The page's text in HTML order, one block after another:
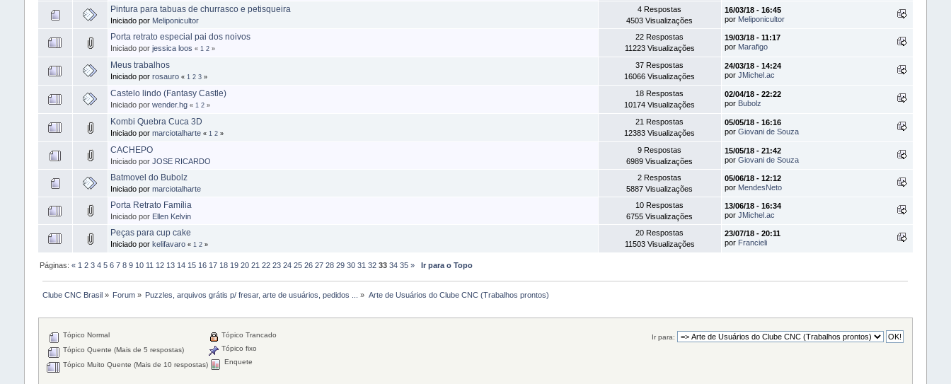
Pintura para tabuas de churrasco e petisqueira
Iniciado por Meliponicultor
4 Respostas
4503 Visualizações
16/03/18 - 16:45
por Meliponicultor
Porta retrato especial pai dos noivos
Iniciado por jessica loos « 1 2»
22 Respostas
11223 Visualizações
19/03/18 - 11:17
por Marafigo
Meus trabalhos
Iniciado por rosauro « 1 2 3»
37 Respostas
16066 Visualizações
24/03/18 - 14:24
por JMichel.ac
Castelo lindo (Fantasy Castle)
Iniciado por wender.hg « 1 2»
18 Respostas
10174 Visualizações
02/04/18 - 22:22
por Bubolz
Kombi Quebra Cuca 3D
Iniciado por marciotalharte « 1 2»
21 Respostas
12383 Visualizações
05/05/18 - 16:16
por Giovani de Souza
CACHEPO
Iniciado por JOSE RICARDO
9 Respostas
6989 Visualizações
15/05/18 - 21:42
por Giovani de Souza
Batmovel do Bubolz
Iniciado por marciotalharte
2 Respostas
5887 Visualizações
05/06/18 - 12:12
por MendesNeto
Porta Retrato Família
Iniciado por Ellen Kelvin
10 Respostas
6755 Visualizações
13/06/18 - 16:34
por JMichel.ac
Peças para cup cake
Iniciado por kelifavaro « 1 2»
20 Respostas
11503 Visualizações
23/07/18 - 20:11
por Francieli
Páginas: « 1 2 3 4 5 6 7 8 9 10 11 12 13 14 15 16 17 18 19 20 21 22 23 24 25 26 27 28 29 30 31 32 33 34 35 » Ir para o Topo
Clube CNC Brasil» Forum » Puzzles, arquivos grátis p/ fresar, arte de usuários, pedidos ... » Arte de Usuários do Clube CNC (Trabalhos prontos)
Ir para:
Tópico Normal
Tópico Quente (Mais de 5 respostas)
Tópico Muito Quente (Mais de 10 respostas)
Tópico Trancado
Tópico fixo
Enquete